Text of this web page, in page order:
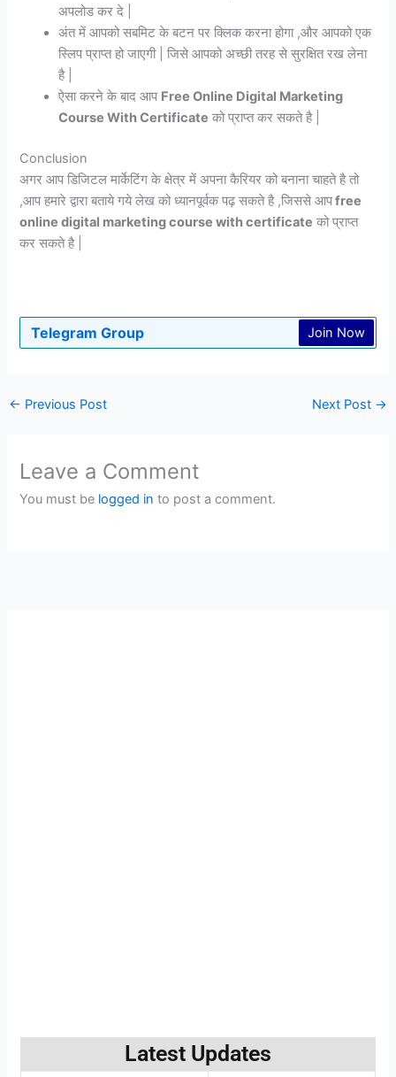
अपलोड कर दे |
अंत में आपको सबमिट के बटन पर क्लिक करना होगा ,और आपको एक
स्लिप प्राप्त हो जाएगी | जिसे आपको अच्छी तरह से सुरक्षित रख लेना
है |
ऐसा करने के बाद आप Free Online Digital Marketing
Course With Certificate को प्राप्त कर सकते है |
Conclusion
अगर आप डिजिटल मार्केटिंग के क्षेत्र में अपना कैरियर को बनाना चाहते है तो
,आप हमारे द्वारा बताये गये लेख को ध्यानपूर्वक पढ़ सकते है ,जिससे आपfree
online digital marketing course with certificate को प्राप्त
कर सकते है |
Telegram Group Join Now
← Previous Post Next Post →
Leave a Comment
You must be logged in to post a comment.
Latest Updates